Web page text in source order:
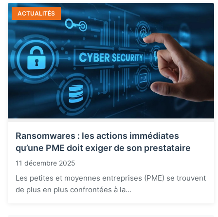
ACTUALITÉS
Ransomwares : les actions immédiates
qu’une PME doit exiger de son prestataire
11 décembre 2025
Les petites et moyennes entreprises (PME) se trouvent
de plus en plus confrontées à la...